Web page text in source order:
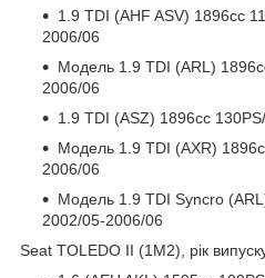
1.9 TDI (AHF ASV) 1896cc
2006/06
Модель 1.9 TDI (ARL)
2006/06
1.9 TDI (ASZ) 1896cc
Модель 1.9 TDI (AXR)
2006/06
Модель 1.9 TDI Syncro
2002/05-2006/06
Seat TOLEDO II (1M2), рік